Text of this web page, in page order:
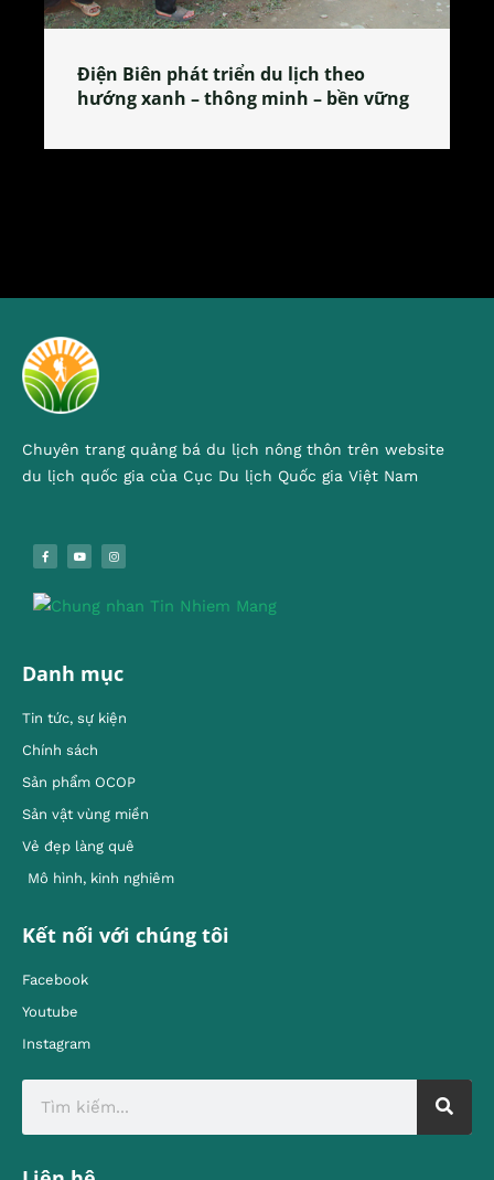
Làng làm bánh tẻ Phú Nhi – nơi lan
tỏa đặc sản xứ Đoài
Chuyên trang quảng bá du lịch nông thôn trên website
du lịch quốc gia của Cục Du lịch Quốc gia Việt Nam
Danh mục
Tin tức, sự kiện
Chính sách
Sản phẩm OCOP
Sản vật vùng miền
Vẻ đẹp làng quê
Mô hình, kinh nghiêm
Kết nối với chúng tôi
Facebook
Youtube
Instagram